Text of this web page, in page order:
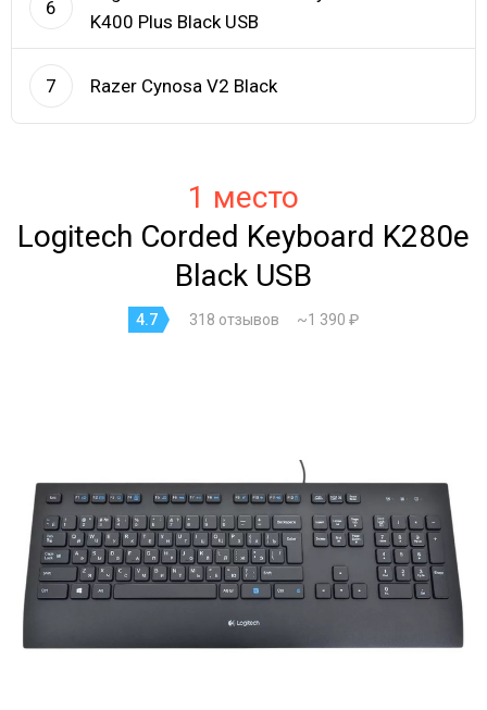
6
K400 Plus Black USB
7 Razer Cynosa V2 Black
1 место
Logitech Corded Keyboard K280e
Black USB
4.7 318 отзывов ~1 390 ₽